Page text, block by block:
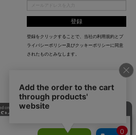
登録をクリックすることで、当社の利用規約と プ
ライバシーポリシー及びクッキーポリシー に同意
されたものとみなします。
AZUL APP